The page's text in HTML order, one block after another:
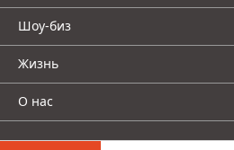
Шоу-биз
Жизнь
О нас